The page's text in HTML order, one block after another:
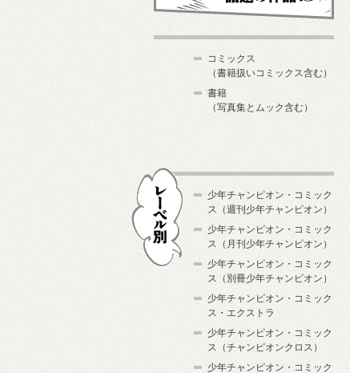
コミックス
（書籍扱いコミックス含む）
書籍
（写真集とムック含む）
少年チャンピオン・コミック
ス（週刊少年チャンピオン）
少年チャンピオン・コミック
ス（月刊少年チャンピオン）
少年チャンピオン・コミック
ス（別冊少年チャンピオン）
少年チャンピオン・コミック
ス・エクストラ
少年チャンピオン・コミック
ス（チャンピオンクロス）
少年チャンピオン・コミック